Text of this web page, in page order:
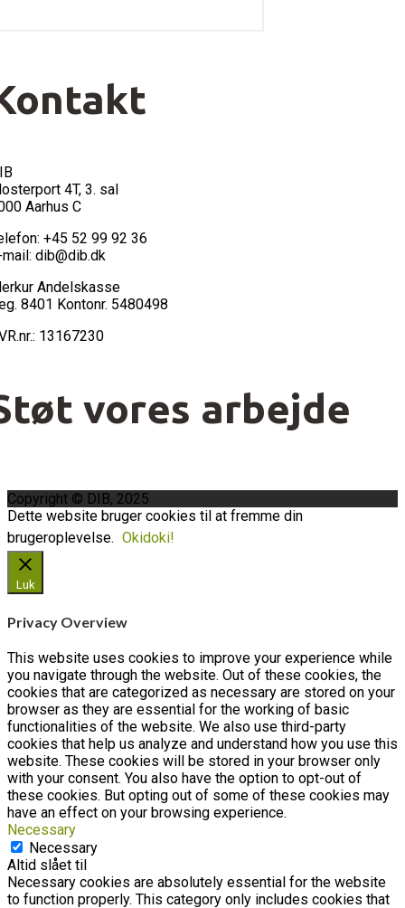
4T, 3. sal
Aarhus C
+45 52 99 92 36
mail: dib@dib.dk
Andelskasse
8401 Kontonr. 5480498
13167230
vores arbejde
Copyright © DIB, 2025
Dette website bruger cookies til at fremme din
brugeroplevelse. Okidoki!
Luk
Privacy Overview
This website uses cookies to improve your experience while
you navigate through the website. Out of these cookies, the
cookies that are categorized as necessary are stored on your
browser as they are essential for the working of basic
functionalities of the website. We also use third-party
cookies that help us analyze and understand how you use this
website. These cookies will be stored in your browser only
with your consent. You also have the option to opt-out of
these cookies. But opting out of some of these cookies may
have an effect on your browsing experience.
Necessary
Necessary
Altid slået til
Necessary cookies are absolutely essential for the website
to function properly. This category only includes cookies that